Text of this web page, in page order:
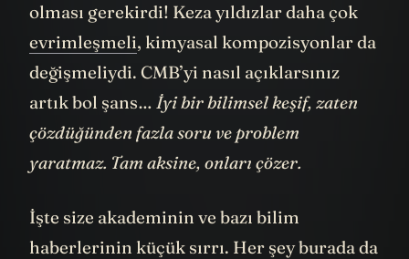
olması gerekirdi! Keza yıldızlar daha çok
evrimleşmeli, kimyasal kompozisyonlar da
değişmeliydi. CMB’yi nasıl açıklarsınız
artık bol şans… İyi bir bilimsel keşif, zaten
çözdüğünden fazla soru ve problem
yaratmaz. Tam aksine, onları çözer.
İşte size akademinin ve bazı bilim
haberlerinin küçük sırrı. Her şey burada da